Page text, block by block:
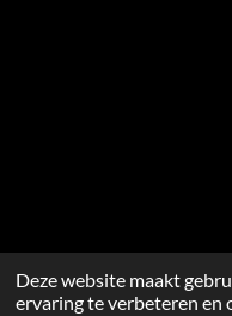
Deze website maakt
ervaring te verbeteren en